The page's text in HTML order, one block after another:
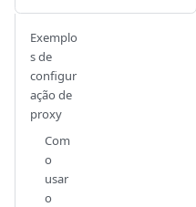
Exemplo
s de
configur
ação de
proxy
Com
o
usar
o